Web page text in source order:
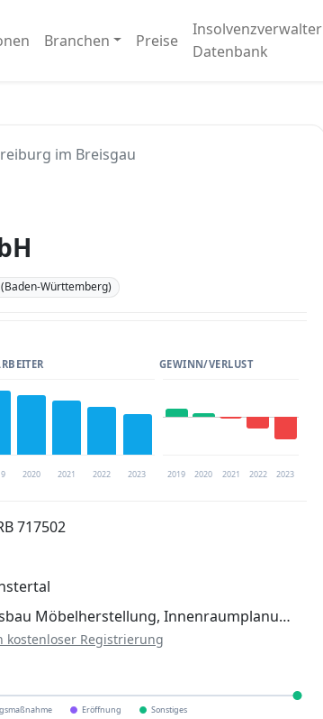
Branchen Preise
Insolvenzverwalter
Datenbank
im Breisgau
Württemberg)
2020 2021 2022 2023
GEWINN/VERLUST
2019 2020 2021 2022 2023
verfügbar
717502
Möbelherstellung, Innenraumplanu…
kostenloser Registrierung
Eröffnung Sonstiges